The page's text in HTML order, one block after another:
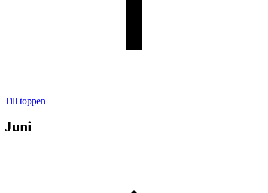
Till toppen
Juni